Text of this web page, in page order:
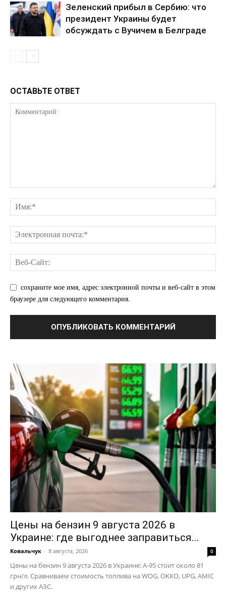
Связаться с нами
Политика конфиденциальности
Отказ от ответственности
Контакты
Зеленский прибыл в Сербию: что
президент Украины будет
обсуждать с Вучичем в Белграде
ОСТАВЬТЕ ОТВЕТ
сохраните мое имя, адрес электронной почты и веб-сайт в этом
браузере для следующего комментария.
Цены на бензин 9 августа 2026 в
Украине: где выгоднее заправиться...
Ковальчук - 8 августа, 2026 0
Цены на бензин 9 августа 2026 в Украине: А-95 стоит около 81
грн/л. Сравниваем стоимость топлива на WOG, OKKO, UPG, AMIC
и других АЗС.